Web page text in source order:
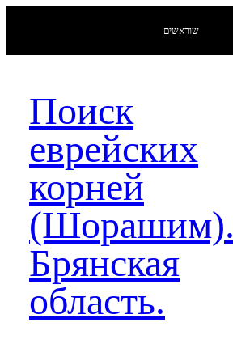
שוראשים
Поиск
еврейских
корней
(Шорашим).
Брянская
область.